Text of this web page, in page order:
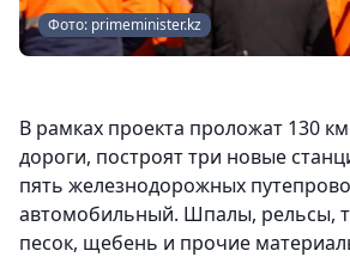
Фото: primeminister.kz
В рамках проекта проложат 130
дороги, построят три новые
пять железнодорожных
автомобильный. Шпалы, рельсы,
песок, щебень и прочие